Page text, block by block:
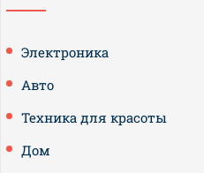
Электроника
Авто
Техника для красоты
Дом